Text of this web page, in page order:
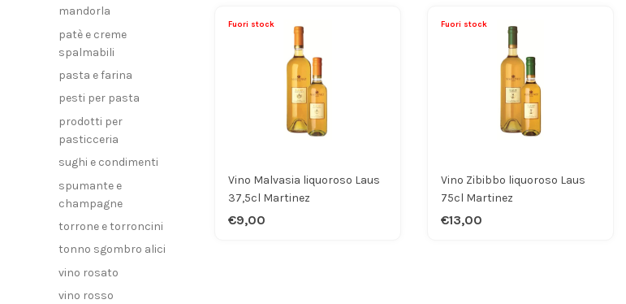
mandorla
patè e creme
spalmabili
pasta e farina
pesti per pasta
prodotti per
pasticceria
sughi e condimenti
spumante e
champagne
torrone e torroncini
tonno sgombro alici
vino rosato
vino rosso
Fuori stock
Vino Malvasia liquoroso Laus
37,5cl Martinez
€9,00
Fuori stock
Vino Zibibbo liquoroso Laus
75cl Martinez
€13,00